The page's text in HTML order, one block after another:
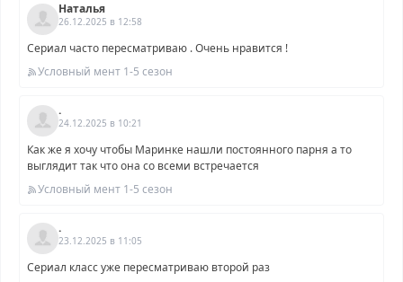
Наталья
26.12.2025 в 12:58
Сериал часто пересматриваю . Очень нравится !
Условный мент 1-5 сезон
.
24.12.2025 в 10:21
Как же я хочу чтобы Маринке нашли постоянного парня а то
выглядит так что она со всеми встречается
Условный мент 1-5 сезон
.
23.12.2025 в 11:05
Сериал класс уже пересматриваю второй раз